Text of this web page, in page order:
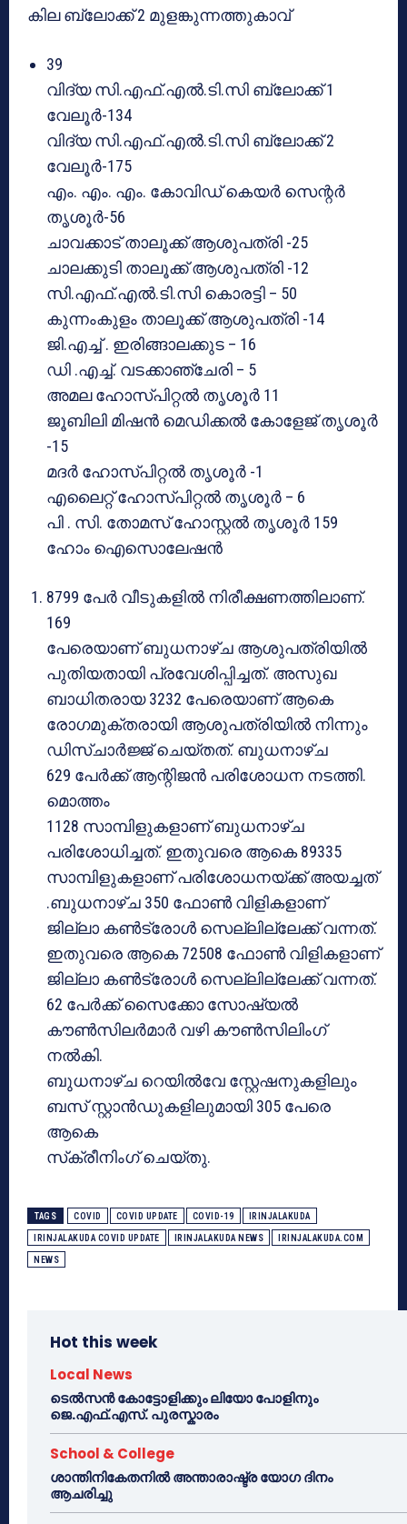
കില ബ്ലോക്ക് 2 മുളങ്കുന്നത്തുകാവ്
39
വിദ്യ സി.എഫ്.എല്‍.ടി.സി ബ്ലോക്ക് 1
വേലൂര്‍-134
വിദ്യ സി.എഫ്.എല്‍.ടി.സി ബ്ലോക്ക് 2
വേലൂര്‍-175
എം. എം. എം. കോവിഡ് കെയര്‍ സെന്റര്‍
തൃശൂർ-56
ചാവക്കാട് താലൂക്ക് ആശുപത്രി -25
ചാലക്കുടി താലൂക്ക് ആശുപത്രി -12
സി.എഫ്.എല്‍.ടി.സി കൊരട്ടി – 50
കുന്നംകുളം താലൂക്ക് ആശുപത്രി -14
ജി.എച്ച് . ഇരിങ്ങാലക്കുട – 16
ഡി .എച്ച്. വടക്കാഞ്ചേരി – 5
അമല ഹോസ്പിറ്റല്‍ തൃശൂർ 11
ജൂബിലി മിഷന്‍ മെഡിക്കല്‍ കോളേജ് തൃശൂർ
-15
മദര്‍ ഹോസ്പിറ്റല്‍ തൃശൂർ -1
എലൈറ്റ് ഹോസ്പിറ്റല്‍ തൃശൂർ – 6
പി . സി. തോമസ് ഹോസ്റ്റല്‍ തൃശൂർ 159
ഹോം ഐസൊലേഷൻ
8799 പേര്‍ വീടുകളില്‍ നിരീക്ഷണത്തിലാണ്.
169
പേരെയാണ് ബുധനാഴ്ച ആശുപത്രിയില്‍
പുതിയതായി പ്രവേശിപ്പിച്ചത്. അസുഖ
ബാധിതരായ 3232 പേരെയാണ് ആകെ
രോഗമുക്തരായി ആശുപത്രിയില്‍ നിന്നും
ഡിസ്ചാര്‍ജ്ജ് ചെയ്തത്. ബുധനാഴ്ച
629 പേര്‍ക്ക് ആന്റിജന്‍ പരിശോധന നടത്തി.
മൊത്തം
1128 സാമ്പിളുകളാണ് ബുധനാഴ്ച
പരിശോധിച്ചത്. ഇതുവരെ ആകെ 89335
സാമ്പിളുകളാണ് പരിശോധനയ്ക്ക് അയച്ചത്
.ബുധനാഴ്ച 350 ഫോണ്‍ വിളികളാണ്
ജില്ലാ കണ്‍ട്രോള്‍ സെല്ലില്ലേക്ക് വന്നത്.
ഇതുവരെ ആകെ 72508 ഫോണ്‍ വിളികളാണ്
ജില്ലാ കണ്‍ട്രോള്‍ സെല്ലില്ലേക്ക് വന്നത്.
62 പേര്‍ക്ക് സൈക്കോ സോഷ്യല്‍
കൗണ്‍സിലര്‍മാര്‍ വഴി കൗണ്‍സിലിംഗ്
നല്‍കി.
ബുധനാഴ്ച റെയില്‍വേ സ്റ്റേഷനുകളിലും
ബസ് സ്റ്റാന്‍ഡുകളിലുമായി 305 പേരെ
ആകെ
സ്‌ക്രീനിംഗ് ചെയ്തു.
TAGS COVID COVID UPDATE COVID-19 IRINJALAKUDA
IRINJALAKUDA COVID UPDATE IRINJALAKUDA NEWS IRINJALAKUDA.COM
NEWS
Hot this week
Local News
ടെൽസൻ കോട്ടോളിക്കും ലിയോ പോളിനും
ജെ.എഫ്.എസ്. പുരസ്കാരം
School & College
ശാന്തിനികേതനിൽ അന്താരാഷ്ട്ര യോഗ ദിനം
ആചരിച്ചു